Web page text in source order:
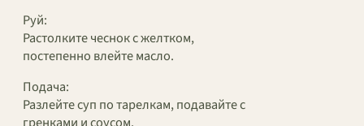
Руй:
Растолките чеснок с желтком,
постепенно влейте масло.
Подача:
Разлейте суп по тарелкам, подавайте с